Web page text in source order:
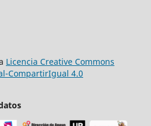
Licencia Creative Commons
CompartirIgual 4.0